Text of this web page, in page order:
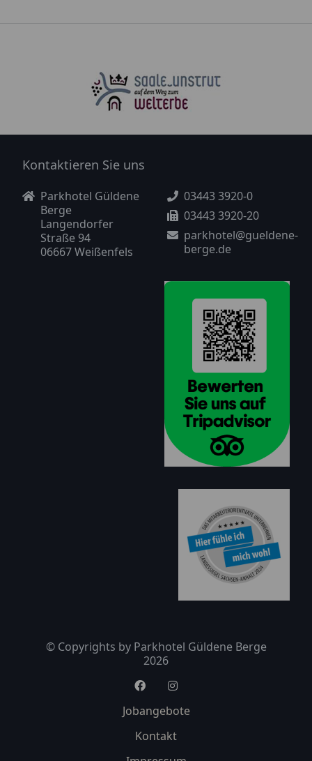
Kontaktieren Sie uns
Parkhotel Güldene
Berge
Langendorfer
Straße 94
06667 Weißenfels
03443 3920-0
03443 3920-20
parkhotel@gueldene-
berge.de
© Copyrights by Parkhotel Güldene Berge
2026
Jobangebote
Kontakt